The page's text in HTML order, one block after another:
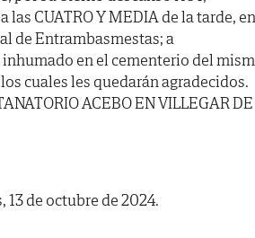
las CUATRO Y MEDIA de la tarde, en
de Entrambasmestas; a
en el cementerio del
cuales les quedarán agradecidos.
ACEBO EN VILLEGAR DE
de octubre de 2024.